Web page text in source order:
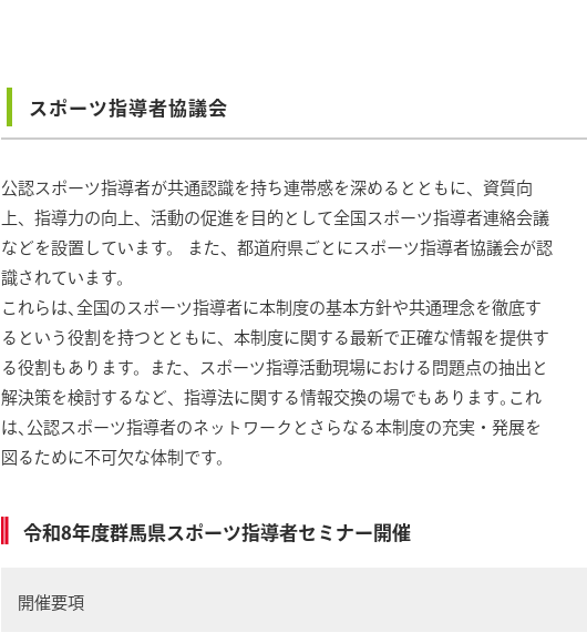
スポーツ指導者協議会
公認スポーツ指導者が共通認識を持ち連帯感を深めるとともに、資質向
上、指導力の向上、活動の促進を目的として全国スポーツ指導者連絡会議
などを設置しています。 また、都道府県ごとにスポーツ指導者協議会が認
識されています。
これらは､全国のスポーツ指導者に本制度の基本方針や共通理念を徹底す
るという役割を持つとともに、本制度に関する最新で正確な情報を提供す
る役割もあります。また、スポーツ指導活動現場における問題点の抽出と
解決策を検討するなど、指導法に関する情報交換の場でもあります｡これ
は､公認スポーツ指導者のネットワークとさらなる本制度の充実・発展を
図るために不可欠な体制です。
令和8年度群馬県スポーツ指導者セミナー開催
開催要項